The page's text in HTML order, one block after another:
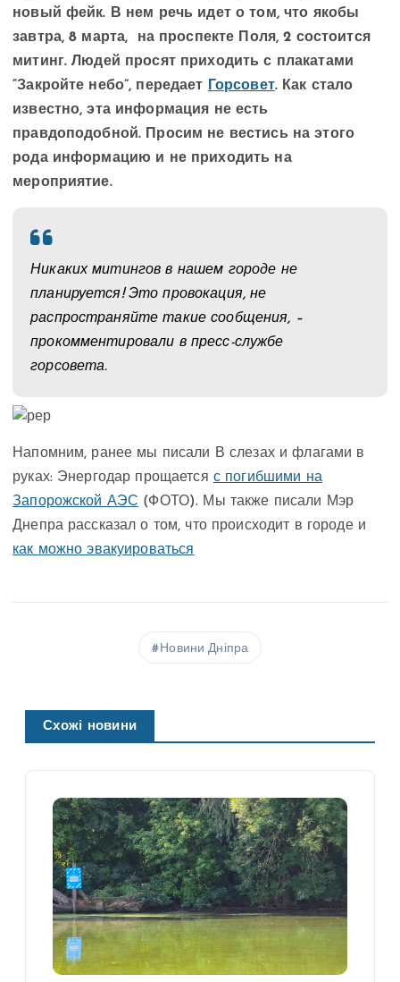
новый фейк. В нем речь идет о том, что якобы
завтра, 8 марта, на проспекте Поля, 2 состоится
митинг. Людей просят приходить с плакатами
“Закройте небо”, передает
Горсовет. Как стало
известно, эта информация не есть
правдоподобной. Просим не вестись на этого
рода информацию и не приходить на
мероприятие.
Никаких митингов в нашем городе не
планируется! Это провокация, не
распространяйте такие сообщения, –
прокомментировали в пресс-службе
горсовета.
Напомним, ранее мы писали В слезах и флагами в
руках: Энергодар прощается с погибшими на
Запорожской АЭС (ФОТО). Мы также писали Мэр
Днепра рассказал о том, что происходит в городе и
как можно эвакуироваться
Новини Дніпра
Схожі новини